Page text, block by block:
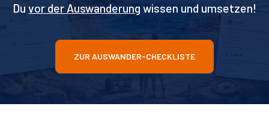
Du vor der Auswanderung wissen und umsetzen!
ZUR AUSWANDER-CHECKLISTE